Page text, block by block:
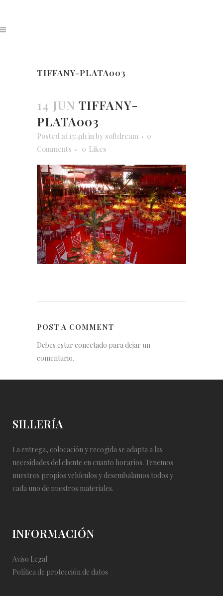
TIFFANY-PLATA003
14 JUN TIFFANY-
PLATA003
Posted at 15:41h inby softdream
0
Comments
0 Likes
POST A COMMENT
Debes estar conectado para dejar un
comentario.
SILLERÍA
La entrega, colocación y recogida se adapta a las
necesidades del cliente en cuanto horarios. Tenemos
nuestros propios vehículos y desembalamos todos y
cada uno de nuestros materiales.
INFORMACIÓN
Aviso Legal
Política de protección de datos